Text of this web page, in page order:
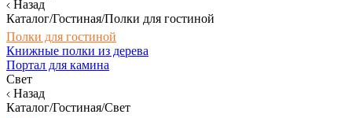
Назад
Каталог/Гостиная/Полки для гостиной
Полки для гостиной
Книжные полки из дерева
Портал для камина
Свет
Назад
Каталог/Гостиная/Свет